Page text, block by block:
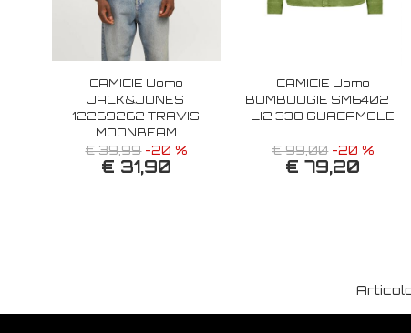
CAMICIE Uomo
JACK&JONES
12269262 TRAVIS
MOONBEAM
€ 39,99-20 %
€ 31,90
CAMICIE Uomo
BOMBOOGIE SM6402 T
LI2 338 GUACAMOLE
€ 99,00-20 %
€ 79,20